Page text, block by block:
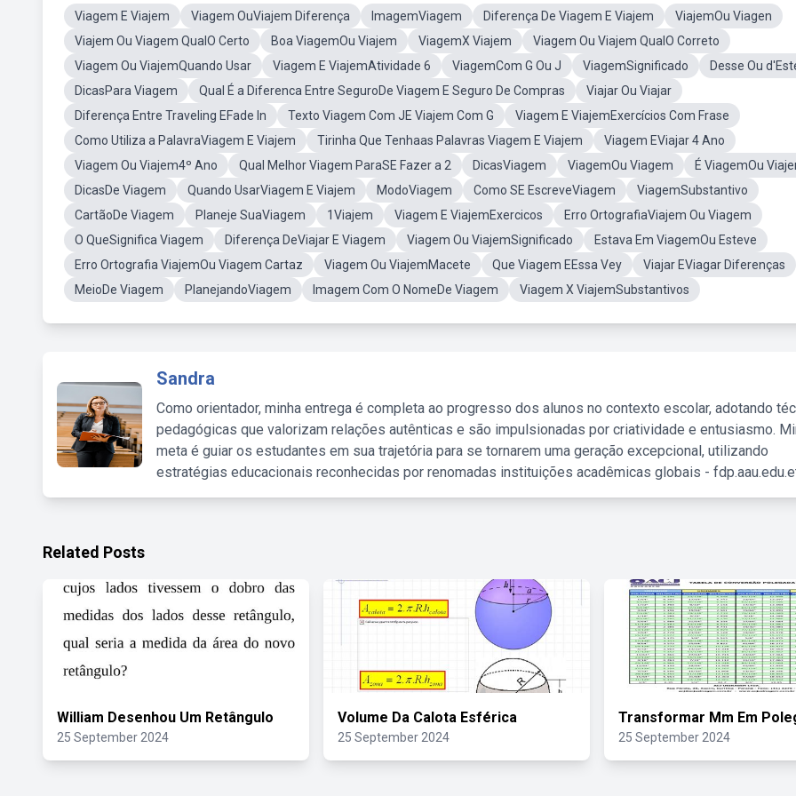
Viagem E Viajem Viagem OuViajem Diferença ImagemViagem Diferença De Viagem E Viajem
ViajemOu Viagen
Viajem Ou Viagem QualO Certo
Boa ViagemOu Viajem ViagemX Viajem
Viagem Ou Viajem QualO Correto
Viagem Ou ViajemQuando Usar
Viagem E ViajemAtividade 6 ViagemCom G Ou J ViagemSignificado
Desse Ou
DicasPara Viagem
Qual É a Diferenca Entre SeguroDe Viagem E Seguro De Compras
Viajar Ou Viajar
Diferença Entre Traveling EFade In
Texto Viagem Com JE Viajem Com G
Viagem E ViajemExercícios Com Frase
Como Utiliza a PalavraViagem E Viajem
Tirinha Que Tenhaas Palavras Viagem E Viajem
Viagem EViajar 4 Ano
Viagem Ou Viajem4º Ano
Qual Melhor Viagem ParaSE Fazer a 2 DicasViagem ViagemOu Viagem
É ViagemOu
DicasDe Viagem
Quando UsarViagem E Viajem ModoViagem Como SE EscreveViagem
ViagemSubstantivo
CartãoDe Viagem
Planeje SuaViagem 1Viajem Viagem E ViajemExercicos
Erro OrtografiaViajem Ou Viagem
O QueSignifica Viagem
Diferença DeViajar E Viagem Viagem Ou ViajemSignificado
Estava Em ViagemOu Esteve
Erro Ortografia ViajemOu Viagem Cartaz
Viagem Ou ViajemMacete Que Viagem EEssa Vey
Viajar EViagar Diferenças
MeioDe Viagem
PlanejandoViagem Imagem Com O NomeDe Viagem Viagem X ViajemSubstantivos
Sandra
Como orientador, minha entrega é completa ao progresso dos alunos no contexto escolar, adotando
pedagógicas que valorizam relações autênticas e são impulsionadas por criatividade e entusiasmo.
meta é guiar os estudantes em sua trajetória para se tornarem uma geração excepcional, utilizando
estratégias educacionais reconhecidas por renomadas instituições acadêmicas globais -
Related Posts
William Desenhou Um Retângulo
25 September 2024
Volume Da Calota Esférica
25 September 2024
Transformar Mm Em
25 September 2024